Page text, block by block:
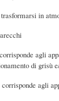
in
agli
di grisù
agli